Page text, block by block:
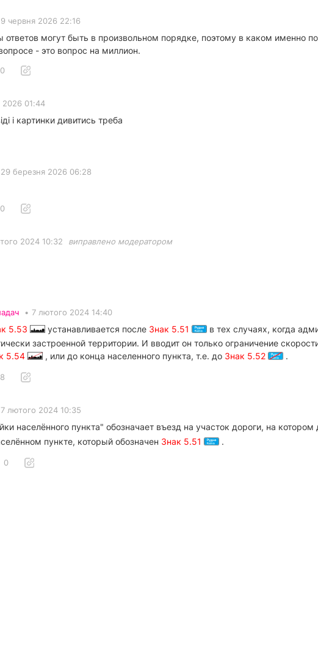
9 червня 2026 22:16
могут быть в произвольном порядке, поэтому в каком именно
- это вопрос на миллион.
0
2026 01:44
і картинки дивитись треба
29 березня 2026 06:28
0
2024 10:32 виправлено модератором
• 7 лютого 2024 14:40
5.53 устанавливается после Знак 5.51
в тех случаях, когда
застроенной территории. И вводит он только ограничение
5.54 , или до конца населенного пункта, т.е. до Знак 5.52 .
8
7 лютого 2024 10:35
населённого пункта" обозначает въезд на участок дороги, на
пункте, который обозначен Знак 5.51 .
0